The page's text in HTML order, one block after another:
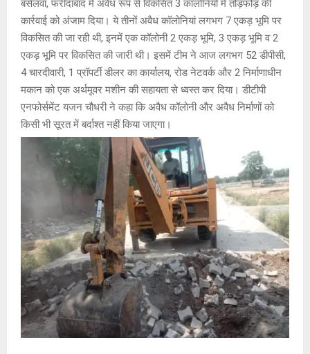
बसेलवा, फरीदाबाद में अवैध रूप से विकसित 3 कॉलोनियों में तोड़फोड़ की
कार्रवाई को अंजाम दिया। ये तीनों अवैध कॉलोनियां लगभग 7 एकड़ भूमि पर
विकसित की जा रही थी, इनमें एक कॉलोनी 2 एकड़ भूमि, 3 एकड़ भूमि व 2
एकड़ भूमि पर विकसित की जारी थी। इसमें टीम ने आज लगभग 52 डीपीसी,
4 चारदीवारी, 1 प्रॉपर्टी डीलर का कार्यालय, रोड नेटवर्क और 2 निर्माणाधीन
मकान को एक अर्थमूवर मशीन की सहायता से ध्वस्त कर दिया। डीटीपी
एनफोर्समेंट यजन चौधरी ने कहा कि अवैध कॉलोनी और अवैध निर्माणों को
किसी भी सूरत में बर्दाश्त नहीं किया जाएगा।